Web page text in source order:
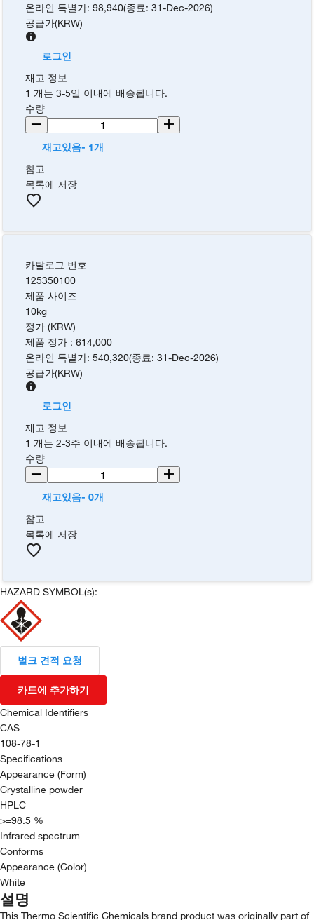
온라인 특별가:98,940(종료:31-Dec-2026)
공급가(KRW)
로그인
재고 정보
1 개는 3-5일 이내에 배송됩니다.
수량
재고있음- 1개
참고
목록에 저장
카탈로그 번호
125350100
제품 사이즈
10kg
정가 (KRW)
제품 정가 :614,000
온라인 특별가:540,320(종료:31-Dec-2026)
공급가(KRW)
로그인
재고 정보
1 개는 2-3주 이내에 배송됩니다.
수량
재고있음- 0개
참고
목록에 저장
HAZARD SYMBOL(s):
벌크 견적 요청
카트에 추가하기
Chemical Identifiers
CAS
108-78-1
Specifications
Appearance (Form)
Crystalline powder
HPLC
>=98.5 %
Infrared spectrum
Conforms
Appearance (Color)
White
설명
This Thermo Scientific Chemicals brand product was originally part of